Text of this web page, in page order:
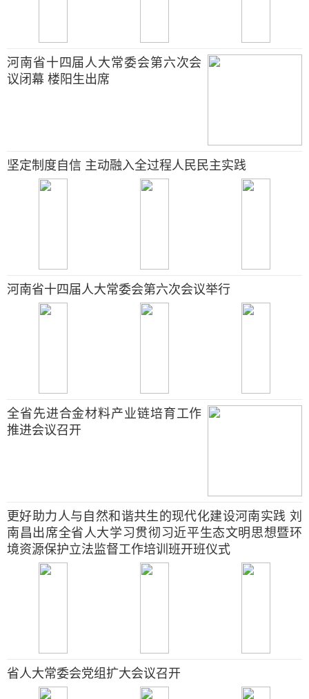
河南省十四届人大常委会第六次会
议闭幕 楼阳生出席
坚定制度自信 主动融入全过程人民民主实践
河南省十四届人大常委会第六次会议举行
全省先进合金材料产业链培育工作
推进会议召开
更好助力人与自然和谐共生的现代化建设河南实践 刘
南昌出席全省人大学习贯彻习近平生态文明思想暨环
境资源保护立法监督工作培训班开班仪式
省人大常委会党组扩大会议召开